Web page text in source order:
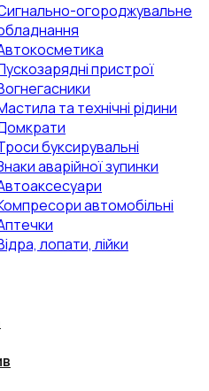
огороджувальне
пристрої
та технічні рідини
буксирувальні
аварійної зупинки
автомобільні
лопати, лійки